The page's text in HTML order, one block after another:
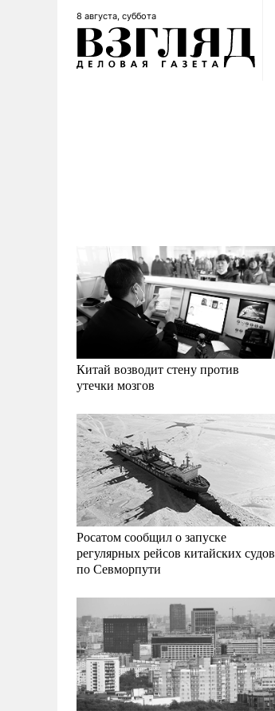
8 августа, суббота
Китай возводит стену против
утечки мозгов
Росатом сообщил о запуске
регулярных рейсов китайских судов
по Севморпути